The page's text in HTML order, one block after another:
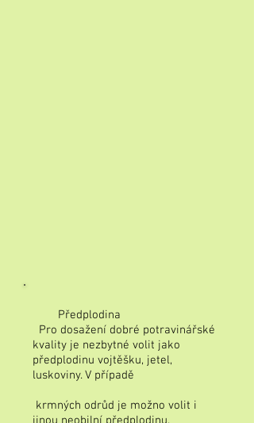
Předplodina
Pro dosažení dobré potravinářské
kvality je nezbytné volit jako
předplodinu vojtěšku, jetel,
luskoviny. V případě
krmných odrůd je možno volit i